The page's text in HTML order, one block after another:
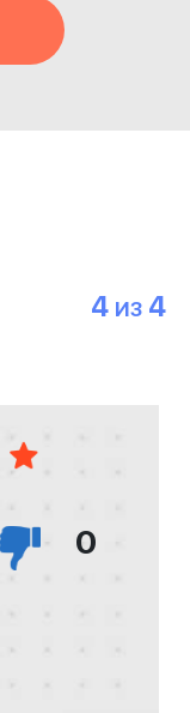
4 ИЗ 4
0